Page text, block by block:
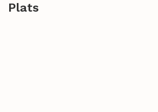
Plats